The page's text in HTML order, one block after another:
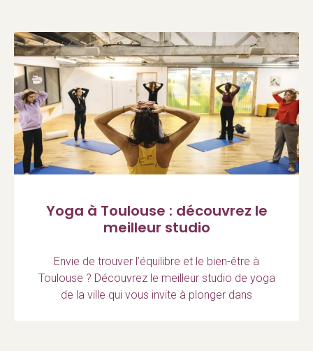
Yoga à Toulouse : découvrez le
meilleur studio
Envie de trouver l’équilibre et le bien-être à
Toulouse ? Découvrez le meilleur studio de yoga
de la ville qui vous invite à plonger dans